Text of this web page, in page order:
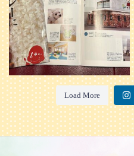
Load More